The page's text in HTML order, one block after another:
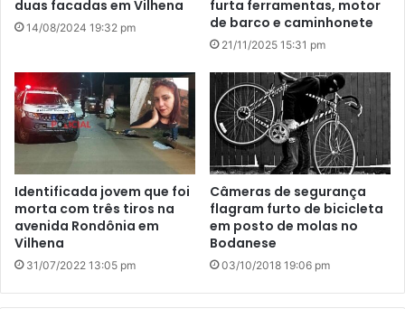
duas facadas em Vilhena
14/08/2024 19:32 pm
furta ferramentas, motor
de barco e caminhonete
21/11/2025 15:31 pm
Identificada jovem que foi
morta com três tiros na
avenida Rondônia em
Vilhena
31/07/2022 13:05 pm
Câmeras de segurança
flagram furto de bicicleta
em posto de molas no
Bodanese
03/10/2018 19:06 pm